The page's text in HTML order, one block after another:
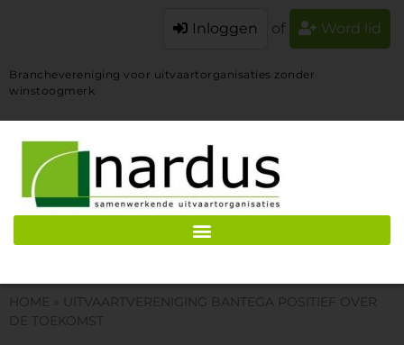
Branchevereniging voor uitvaartorganisaties zonder
winstoogmerk
Inloggen of Word lid
HOME
UITVAARTVERENIGING BANTEGA POSITIEF OVER
DE TOEKOMST